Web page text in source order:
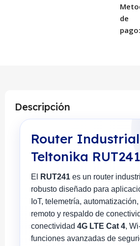
de
pago:
Descripción
Router Industrial
Teltonika
El RUT241 es un router
robusto diseñado para
IoT, telemetría,
remoto y respaldo de
conectividad 4G LTE Cat 4,
funciones avanzadas de